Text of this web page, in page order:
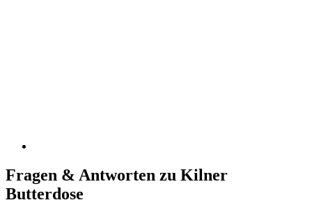
Fragen & Antworten zu Kilner
Butterdose